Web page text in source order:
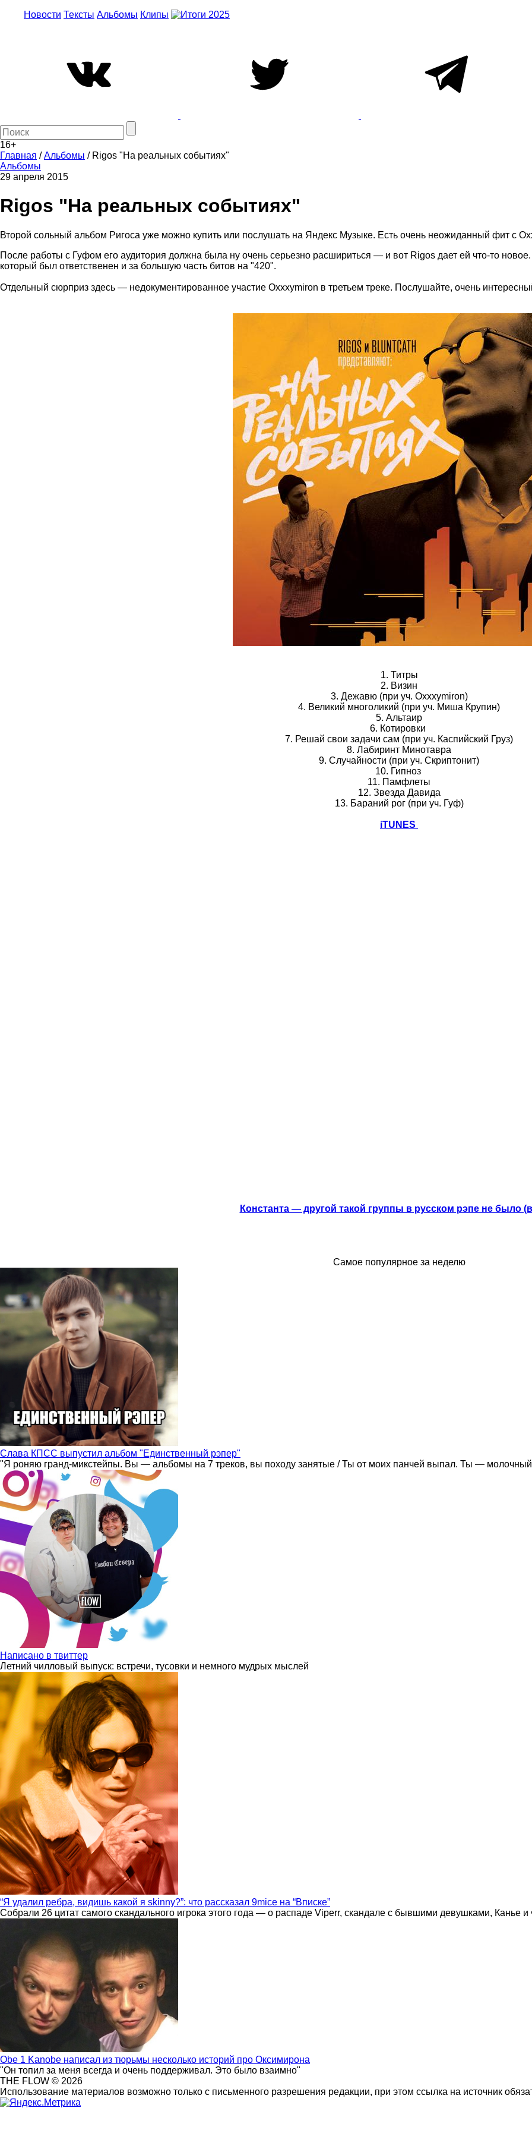
Новости Тексты Альбомы Клипы
16+
Главная /Альбомы / Rigos "На реальных событиях"
Альбомы
29 апреля 2015
Rigos "На реальных событиях"
Второй сольный альбом Ригоса уже можно купить или послушать на Яндекс Музыке. Есть очень неожиданный фит с
После работы с Гуфом его аудитория должна была ну очень серьезно расшириться — и вот Rigos дает ей что-то
который был ответственен и за большую часть битов на "420".
Отдельный сюрприз здесь — недокументированное участие Oxxxymiron в третьем треке. Послушайте, очень
1. Титры
2. Визин
3. Дежавю (при уч. Oxxxymiron)
4. Великий многоликий (при уч. Миша Крупин)
5. Альтаир
6. Котировки
7. Решай свои задачи сам (при уч. Каспийский Груз)
8. Лабиринт Минотавра
9. Случайности (при уч. Скриптонит)
10. Гипноз
11. Памфлеты
12. Звезда Давида
13. Бараний рог (при уч. Гуф)
iTUNES
Константа — другой такой группы в русском рэпе не было
Самое популярное за неделю
Слава КПСС выпустил альбом "Единственный рэпер"
"Я роняю гранд-микстейпы. Вы — альбомы на 7 треков, вы походу занятые / Ты от моих панчей выпал. Ты —
Написано в твиттер
Летний чилловый выпуск: встречи, тусовки и немного мудрых мыслей
“Я удалил ребра, видишь какой я skinny?”: что рассказал 9mice на “Вписке”
Собрали 26 цитат самого скандального игрока этого года — о распаде Viperr, скандале с бывшими девушками, Канье
Obe 1 Kanobe написал из тюрьмы несколько историй про Оксимирона
"Он топил за меня всегда и очень поддерживал. Это было взаимно"
THE FLOW © 2026
Использование материалов возможно только с письменного разрешения редакции, при этом ссылка на источник